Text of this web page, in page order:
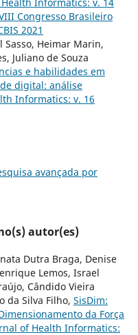
Congresso Brasileiro
2021
Sasso, Heimar Marin,
Juliano de Souza
e habilidades em
digital: análise
Informatics: v. 16
avançada por
autor(es)
Dutra Braga, Denise
Lemos, Israel
Cândido Vieira
da Silva Filho, SisDim:
da Força
of Health Informatics: